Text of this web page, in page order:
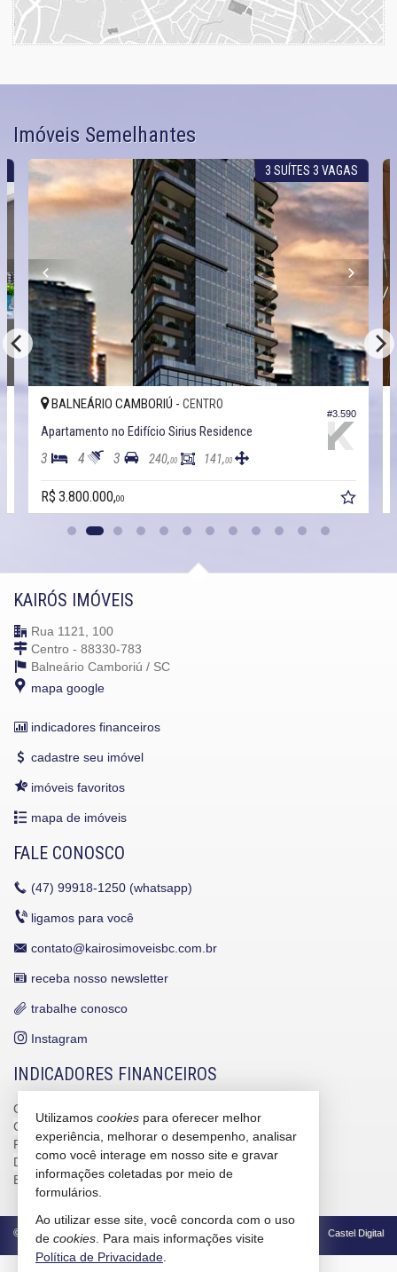
Imóveis Semelhantes
3 SUÍTES 3 VAGAS
#3.590
BALNEÁRIO CAMBORIÚ - CENTRO
Apartamento no Edifício Sirius Residence
3 4 3 240,00 141,00
R$ 3.800.000,00
KAIRÓS IMÓVEIS
Rua 1121, 100
Centro - 88330-783
Balneário Camboriú / SC
mapa google
indicadores financeiros
cadastre seu imóvel
imóveis favoritos
mapa de imóveis
FALE CONOSCO
(47) 99918-1250 (whatsapp)
ligamos para você
contato@kairosimoveisbc.com.br
receba nosso newsletter
trabalhe conosco
Instagram
INDICADORES FINANCEIROS
CUB /
CUB /SCvariação
0,95%
Poupança
0,6738%
Dólar Comercial
R$ 5,09
Euro
R$ 5,88
© 2026 CRECI/SC 4586-J Política de Privacidade Castel Digital
Utilizamos cookies para oferecer melhor
experiência, melhorar o desempenho, analisar
como você interage em nosso site e gravar
informações coletadas por meio de
formulários.
Ao utilizar esse site, você concorda com o uso
de cookies . Para mais informações visite
Política de Privacidade